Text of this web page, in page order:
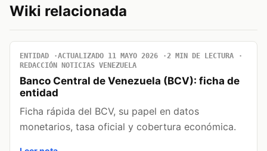
Wiki relacionada
ENTIDAD ACTUALIZADO 11 MAYO 2026
2 MIN DE LECTURA
REDACCIÓN NOTICIAS VENEZUELA
Banco Central de Venezuela (BCV): ficha de
entidad
Ficha rápida del BCV, su papel en datos
monetarios, tasa oficial y cobertura económica.